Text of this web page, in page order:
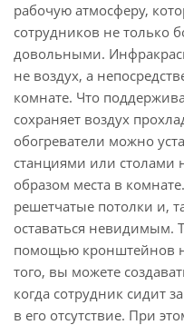
рабочую атмосферу,
сотрудников не только
довольными.
не воздух, а
комнате. Что
сохраняет воздух
обогреватели можно
станциями или столами
образом места в
решетчатые потолки и,
оставаться невидимым.
помощью кронштейнов
того, вы можете
когда сотрудник сидит
в его отсутствие. При